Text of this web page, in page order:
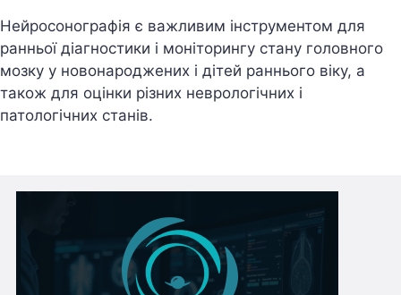
Нейросонографія є важливим інструментом для
ранньої діагностики і моніторингу стану головного
мозку у новонароджених і дітей раннього віку, а
також для оцінки різних неврологічних і
патологічних станів.